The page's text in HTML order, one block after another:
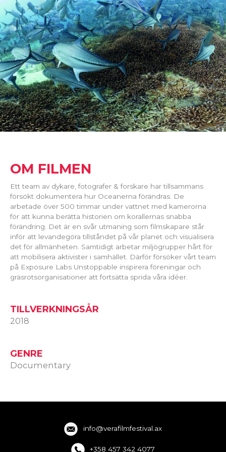
OM FILMEN
Ett team av dykare, fotografer & forskare har tillsammans
försökt dokumentera hur Oceanerna förändras. De
arbetade över 500 timmar under vattnet med kamerorna
för att kunna berätta historien om korallernas snabba
förändring. Det är en svår utmaning som filmskapare står
inför att levandegöra tillståndet på vår planet och visualisera
det för allmänheten. Samtidigt arbetar miljögrupper hårt för
att mobilisera aktivister i samhället. Därför försöker vårt team
på Exposure Labs Unstoppable inspirera föreningar och
gräsrotsorganisationer att fortsätta sprida våra idéer.
TILLVERKNINGSÅR
2018
GENRE
Documentary
info@verafilmfestival.ax
+358 457 342 4077